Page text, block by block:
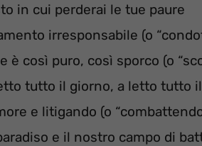
in cui perderai le tue paure
irresponsabile (o
è così puro, così sporco (o
tutto il giorno, a letto tutto
e litigando (o
e il nostro campo di